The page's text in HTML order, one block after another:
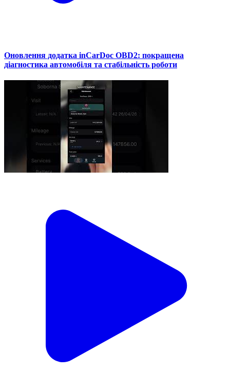
Оновлення додатка inCarDoc OBD2: покращена
діагностика автомобіля та стабільність роботи